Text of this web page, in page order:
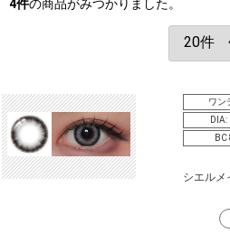
4件の商品がみつかりました。
ワン
シエルメ